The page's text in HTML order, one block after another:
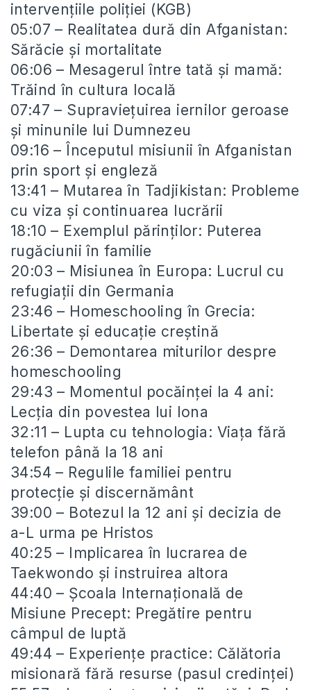
intervențiile poliției (KGB)
05:07 – Realitatea dură din Afganistan:
Sărăcie și mortalitate
06:06 – Mesagerul între tată și mamă:
Trăind în cultura locală
07:47 – Supraviețuirea iernilor geroase
și minunile lui Dumnezeu
09:16 – Începutul misiunii în Afganistan
prin sport și engleză
13:41 – Mutarea în Tadjikistan: Probleme
cu viza și continuarea lucrării
18:10 – Exemplul părinților: Puterea
rugăciunii în familie
20:03 – Misiunea în Europa: Lucrul cu
refugiații din Germania
23:46 – Homeschooling în Grecia:
Libertate și educație creștină
26:36 – Demontarea miturilor despre
homeschooling
29:43 – Momentul pocăinței la 4 ani:
Lecția din povestea lui Iona
32:11 – Lupta cu tehnologia: Viața fără
telefon până la 18 ani
34:54 – Regulile familiei pentru
protecție și discernământ
39:00 – Botezul la 12 ani și decizia de
a-L urma pe Hristos
40:25 – Implicarea în lucrarea de
Taekwondo și instruirea altora
44:40 – Școala Internațională de
Misiune Precept: Pregătire pentru
câmpul de luptă
49:44 – Experiențe practice: Călătoria
misionară fără resurse (pasul credinței)